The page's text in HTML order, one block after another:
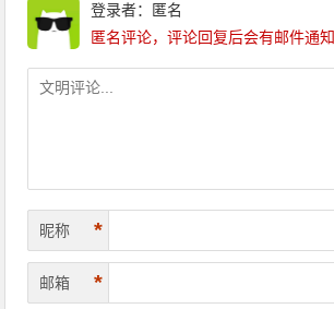
登录者：匿名
匿名评论，评论回复后会有邮件通知
昵称 *
邮箱 *